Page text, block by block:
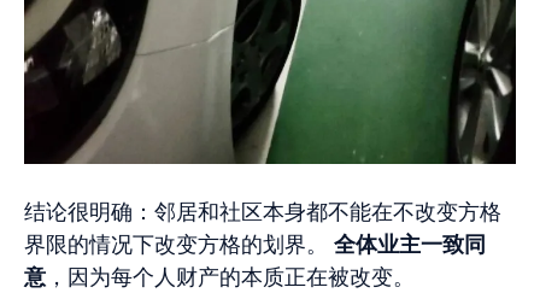
结论很明确：邻居和社区本身都不能在不改变方格
界限的情况下改变方格的划界。 全体业主一致同
意 ，因为每个人财产的本质正在被改变。